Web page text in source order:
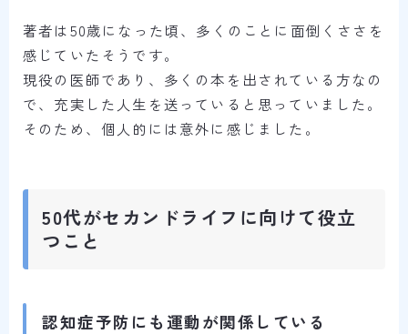
著者は50歳になった頃、多くのことに面倒くささを
感じていたそうです。
現役の医師であり、多くの本を出されている方なの
で、充実した人生を送っていると思っていました。
そのため、個人的には意外に感じました。
50代がセカンドライフに向けて役立
つこと
認知症予防にも運動が関係している